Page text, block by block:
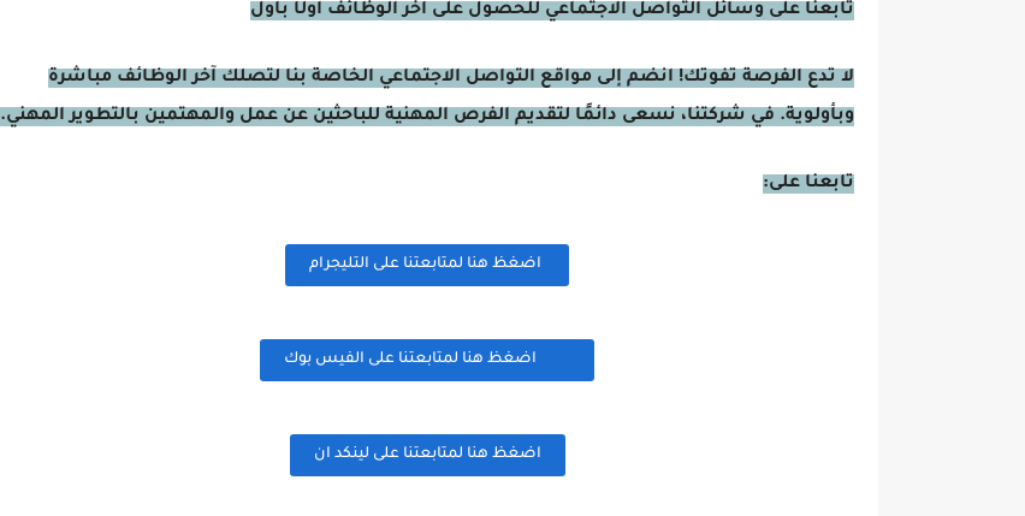
تابعنا على وسائل التواصل الاجتماعي للحصول على آخر الوظائف أولًا بأول
لا تدع الفرصة تفوتك! انضم إلى مواقع التواصل الاجتماعي الخاصة بنا لتصلك آخر الوظائف مباشرة
وبأولوية. في شركتنا، نسعى دائمًا لتقديم الفرص المهنية للباحثين عن عمل والمهتمين بالتطوير المهني.
تابعنا على:
اضغظ هنا لمتابعتنا على التليجرام
اضغظ هنا لمتابعتنا على الفيس بوك
اضغظ هنا لمتابعتنا على لينكد ان